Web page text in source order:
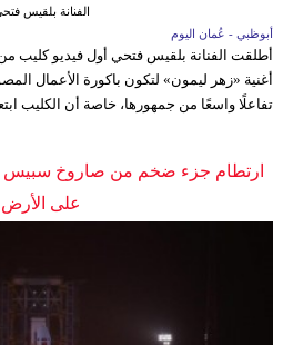
الفنانة بلقيس
أبوظبي - عُمان اليوم
أطلقت الفنانة بلقيس فتحي أول فيديو كليب من
أغنية «زهر ليمون» لتكون باكورة الأعمال
تفاعلًا واسعًا من جمهورها، خاصة أن الكليب
ارتطام جزء ضخم من صاروخ سبيس
على الأرض